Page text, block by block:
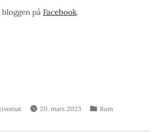
bloggen på Facebook.
20. mars 2023
Publisert
Rom